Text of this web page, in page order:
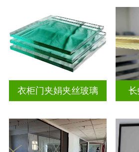
衣柜门夹娟夹丝玻璃